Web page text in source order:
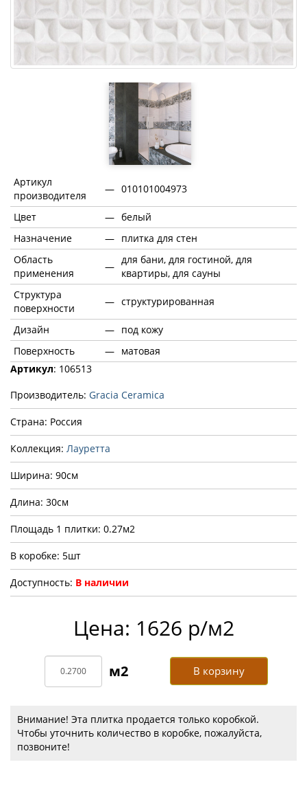
Артикул
производителя
— 010101004973
Цвет — белый
Назначение
— плитка для стен
Область
применения
—
для бани, для гостиной, для
квартиры, для сауны
Структура
поверхности
— структурированная
Дизайн — под кожу
Поверхность
— матовая
Артикул: 106513
Производитель: Gracia Ceramica
Страна: Россия
Коллекция: Лауретта
Ширина: 90см
Длина: 30см
Площадь 1 плитки: 0.27м2
В коробке: 5шт
Доступность: В наличии
Цена: 1626 р/м2
В корзину
Внимание! Эта плитка продается только коробкой.
Чтобы уточнить количество в коробке, пожалуйста,
позвоните!